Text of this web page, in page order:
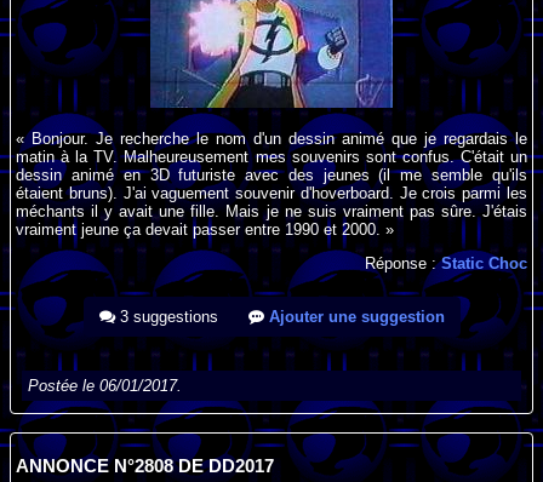
« Bonjour. Je recherche le nom d'un dessin animé que je regardais le
matin à la TV. Malheureusement mes souvenirs sont confus. C'était un
dessin animé en 3D futuriste avec des jeunes (il me semble qu'ils
étaient bruns). J'ai vaguement souvenir d'hoverboard. Je crois parmi les
méchants il y avait une fille. Mais je ne suis vraiment pas sûre. J'étais
vraiment jeune ça devait passer entre 1990 et 2000. »
Réponse :Static Choc
3 suggestions Ajouter une suggestion
Postée le 06/01/2017.
ANNONCE N°2808 DE DD2017